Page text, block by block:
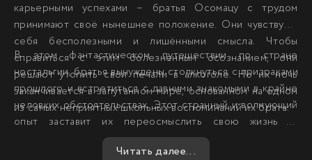
карьерными успехами – братья Осомацу с трудом
принимают своё нынешнее положение. Они чувствуют
себя бесполезными и лишёнными смысла. Чтобы
справиться с этим болезненным осознанием, они
решают утопить свои печали в алкоголе. Но их ночь
заканчивается в запутанном мире, основанном на одном
из самых неприятных школьных воспоминаний их брата.
В этом фантастическом путешествии по стране
ностальгии, братья вынуждены столкнуться с призраками
прошлого и встретиться с давними знакомыми в крайне
неловких обстоятельствах. Этот странный и волнующий
опыт заставит их переосмыслить свою жизнь и,
возможно, найти путь к собственному счастью и
Читать далее...